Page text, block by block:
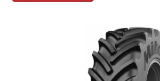
Bildergalerie überspringen